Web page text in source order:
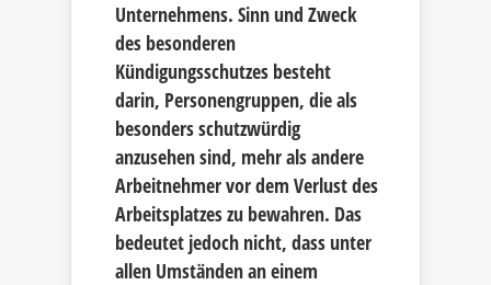
Unternehmens. Sinn und Zweck
des besonderen
Kündigungsschutzes besteht
darin, Personengruppen, die als
besonders schutzwürdig
anzusehen sind, mehr als andere
Arbeitnehmer vor dem Verlust des
Arbeitsplatzes zu bewahren. Das
bedeutet jedoch nicht, dass unter
allen Umständen an einem